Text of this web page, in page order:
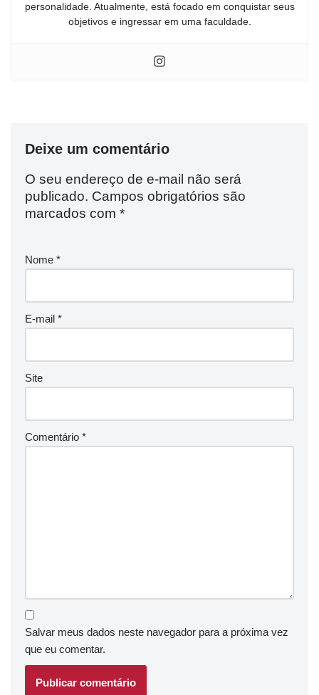
personalidade. Atualmente, está focado em conquistar seus
objetivos e ingressar em uma faculdade.
Deixe um comentário
O seu endereço de e-mail não será
publicado. Campos obrigatórios são
marcados com *
Nome *
E-mail *
Site
Comentário *
Salvar meus dados neste navegador para a próxima vez
que eu comentar.